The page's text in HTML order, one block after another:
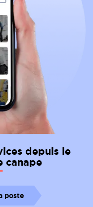
depuis le
canape
poste